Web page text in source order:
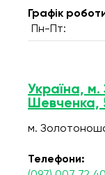
Графік
Пн-Пт:
Україна,
Шевченка,
м.
Телефони: